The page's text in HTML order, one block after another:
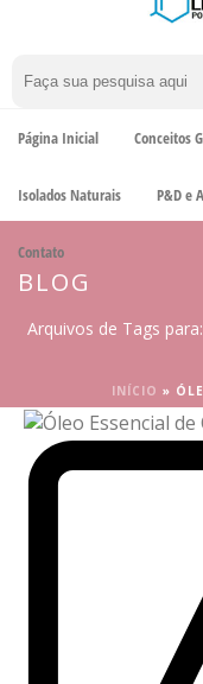
Página Inicial Conceitos
Isolados Naturais P&D e
Contato
BLOG
Arquivos de Tags
INÍCIO »